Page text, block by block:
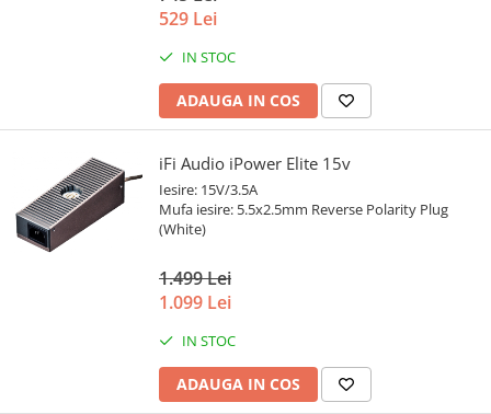
529 Lei
IN STOC
ADAUGA IN COS
iFi Audio iPower Elite 15v
Iesire: 15V/3.5A
Mufa iesire: 5.5x2.5mm Reverse Polarity Plug
(White)
1.499 Lei
1.099 Lei
IN STOC
ADAUGA IN COS